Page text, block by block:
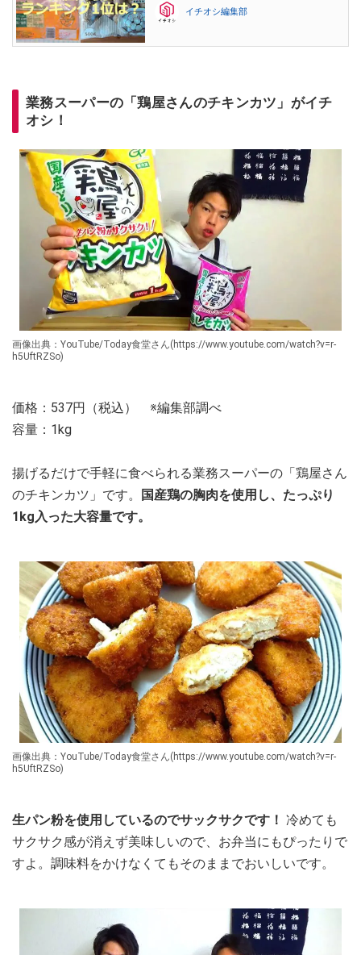
イチオシ編集部
業務スーパーの「鶏屋さんのチキンカツ」がイチ
オシ！
画像出典：YouTube/Today食堂さん(https://www.youtube.com/watch?v=r-
h5UftRZSo)
価格：537円（税込） ※編集部調べ
容量：1kg
揚げるだけで手軽に食べられる業務スーパーの「鶏屋さん
のチキンカツ」です。
国産鶏の胸肉を使用し、たっぷり
1kg入った大容量です。
画像出典：YouTube/Today食堂さん(https://www.youtube.com/watch?v=r-
h5UftRZSo)
生パン粉を使用しているのでサックサクです！ 冷めても
サクサク感が消えず美味しいので、お弁当にもぴったりで
すよ。調味料をかけなくてもそのままでおいしいです。